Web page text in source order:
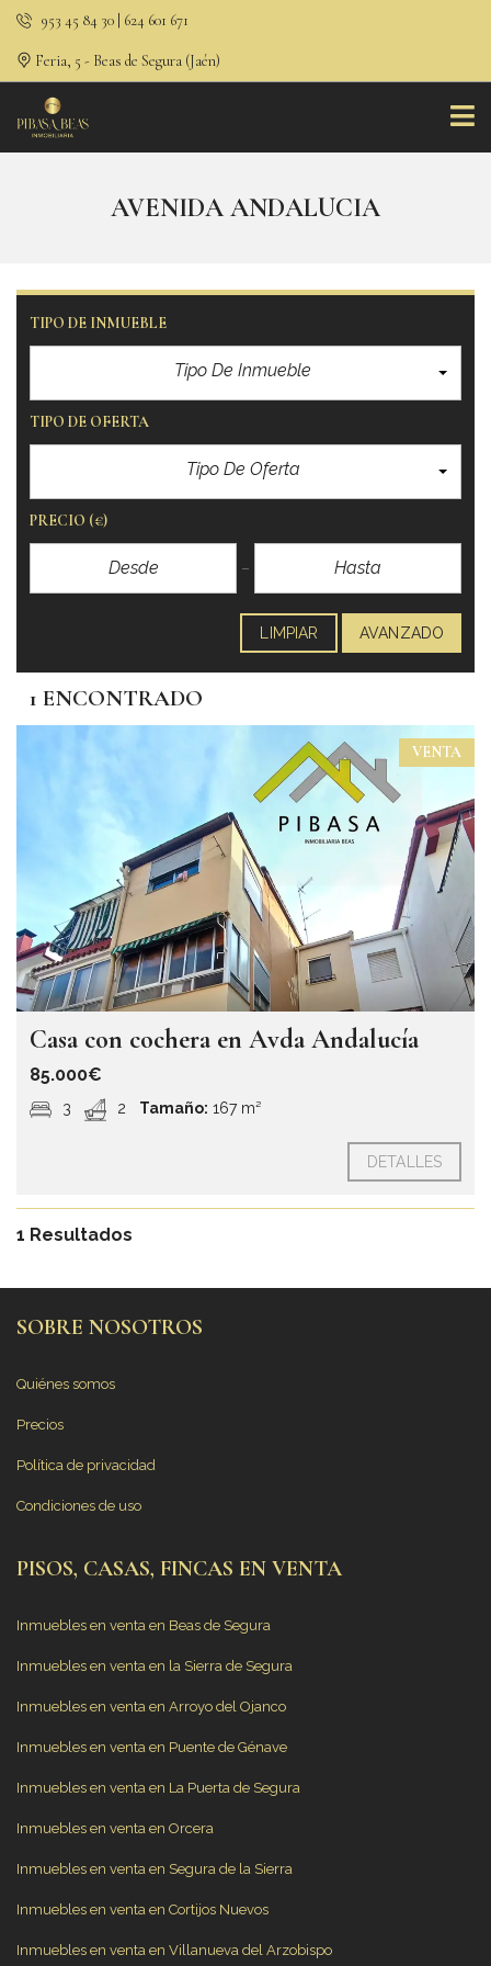
953 45 84 30 | 624 601 671
Feria, 5 - Beas de Segura (Jaén)
AVENIDA ANDALUCIA
TIPO DE INMUEBLE
Tipo De Inmueble
TIPO DE OFERTA
Tipo De Oferta
PRECIO (€)
LIMPIAR AVANZADO
1 ENCONTRADO
VENTA
Casa con cochera en Avda Andalucía
85.000€
3 2 Tamaño: 167 m²
DETALLES
1 Resultados
SOBRE NOSOTROS
Quiénes somos
Precios
Política de privacidad
Condiciones de uso
PISOS, CASAS, FINCAS EN VENTA
Inmuebles en venta en Beas de Segura
Inmuebles en venta en la Sierra de Segura
Inmuebles en venta en Arroyo del Ojanco
Inmuebles en venta en Puente de Génave
Inmuebles en venta en La Puerta de Segura
Inmuebles en venta en Orcera
Inmuebles en venta en Segura de la Sierra
Inmuebles en venta en Cortijos Nuevos
Inmuebles en venta en Villanueva del Arzobispo